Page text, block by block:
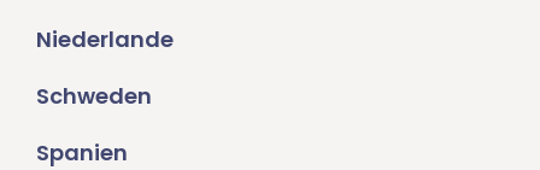
Niederlande
Schweden
Spanien